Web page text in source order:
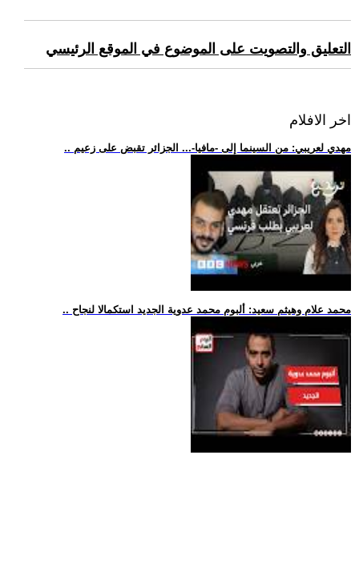
التعليق والتصويت على الموضوع في الموقع الرئيسي
اخر الافلام
.. مهدي لعريبي: من السينما إلى -مافيا-... الجزائر تقبض على زعيم
.. محمد علام وهيثم سعيد: ألبوم محمد عدوية الجديد استكمالا لنجاح